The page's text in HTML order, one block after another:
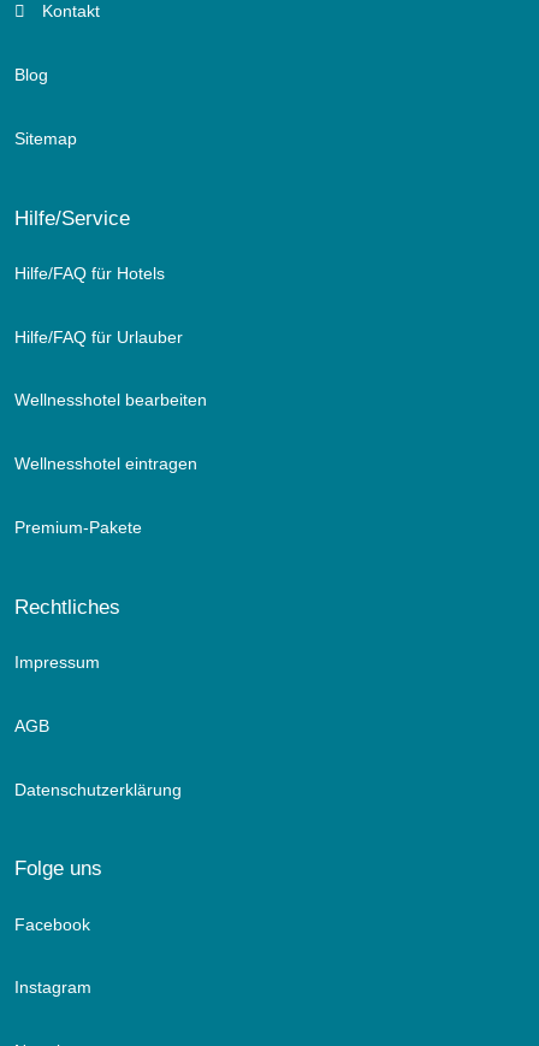
Kontakt
Blog
Sitemap
Hilfe/Service
Hilfe/FAQ für Hotels
Hilfe/FAQ für Urlauber
Wellnesshotel bearbeiten
Wellnesshotel eintragen
Premium-Pakete
Rechtliches
Impressum
AGB
Datenschutzerklärung
Folge uns
Facebook
Instagram